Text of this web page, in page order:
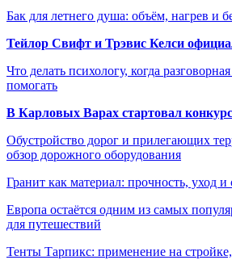
Бак для летнего душа: объём, нагрев и
Тейлор Свифт и Трэвис Келси
Что делать психологу, когда
помогать
В Карловых Варах стартовал
Обустройство дорог и прилегающих
обзор дорожного оборудования
Гранит как материал: прочность, уход
Европа остаётся одним из самых
для путешествий
Тенты Тарпикс: применение на стройке,